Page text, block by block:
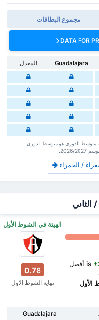
مجموع البطاقات
DATA FOR
Guadalajara
المعدل
متوسط الدوري هو متوسط الدوري
/ الحمراء
‏الهيئة في الشوط الأول
0.78
نهاية الشوط الاول
أفضل
الأول
Guadalajara